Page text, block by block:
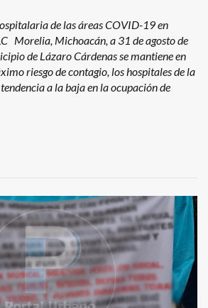
de las áreas COVID-19 en
Morelia, Michoacán, a 31 de agosto de
de Lázaro Cárdenas se mantiene en
riesgo de contagio, los hospitales de la
a la baja en la ocupación de